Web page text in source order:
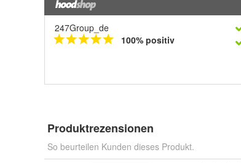
247Group_de
100% positiv
Produktrezensionen
So beurteilen Kunden dieses Produkt.